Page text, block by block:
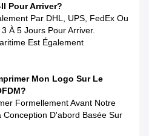
Pour Arriver?
Par DHL, UPS, FedEx Ou
À 5 Jours Pour Arriver.
Est Également
Mon Logo Sur Le
Formellement Avant Notre
D'abord Basée Sur